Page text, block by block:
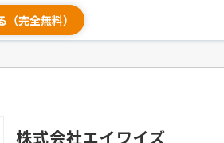
完全無料）
株式会社エイワイズ